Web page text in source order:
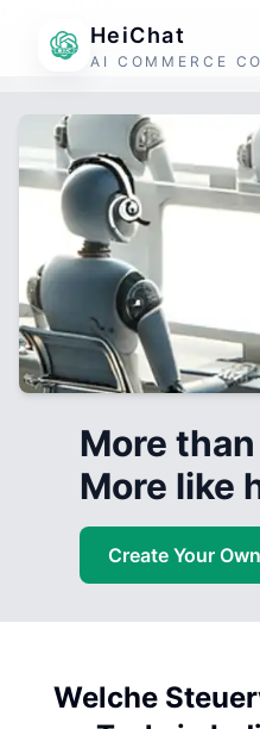
HeiChat
AI COMMERCE
More
More like
Create Your Own
Welche